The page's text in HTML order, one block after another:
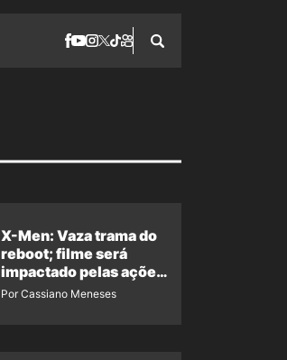
X-Men: Vaza trama do
reboot; filme será
impactado pelas ações
de Jean Grey em
Por Cassiano Meneses